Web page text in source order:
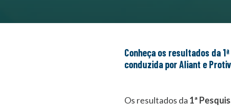
Conheça os resultados da 1ª Pesquisa Nacional sobre as Necessidades e Tendências do Compliance,
conduzida por Aliant e
Os resultados da 1ª